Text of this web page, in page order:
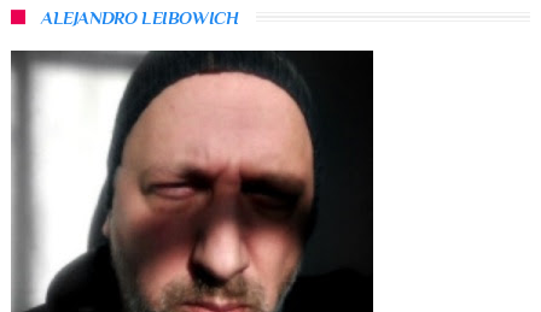
ALEJANDRO LEIBOWICH